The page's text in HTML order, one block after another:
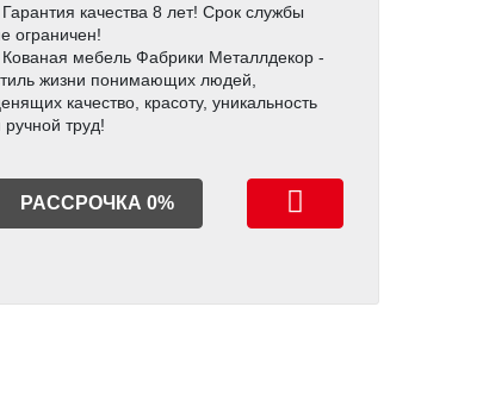
Гарантия качества 8 лет! Срок службы
ограничен!
Кованая мебель Фабрики Металлдекор -
жизни понимающих людей,
качество, красоту, уникальность
ручной труд!
РАССРОЧКА 0%